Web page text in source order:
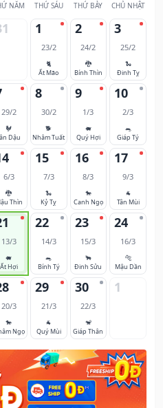
NĂM THỨ SÁU THỨ BẢY CHỦ NHẬT
1
23/2
🐈
Ất Mão
2
24/2
🐉
Bính Thìn
3
25/2
🐍
Đinh Tỵ
29/2
🐓
Dậu
8
30/2
🐕
Nhâm Tuất
9
1/3
🐖
Quý Hợi
10
2/3
🐀
Giáp Tý
6/3
🐉
Thìn
15
7/3
🐍
Kỷ Tỵ
16
8/3
🐎
Canh Ngọ
17
9/3
🐐
Tân Mùi
13/3
🐖
Ất Hợi
22
14/3
🐀
Bính Tý
23
15/3
🐂
Đinh Sửu
24
16/3
🐅
Mậu Dần
20/3
🐎
Ngọ
29
21/3
🐐
Quý Mùi
30
22/3
🐒
Giáp Thân
1